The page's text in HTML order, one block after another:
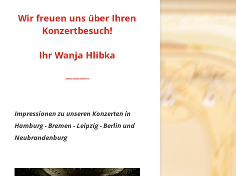
Wir freuen uns über Ihren
Konzertbesuch!
Ihr Wanja Hlibka
———–
Impressionen zu unseren Konzerten in
Hamburg - Bremen - Leipzig - Berlin und
Neubrandenburg